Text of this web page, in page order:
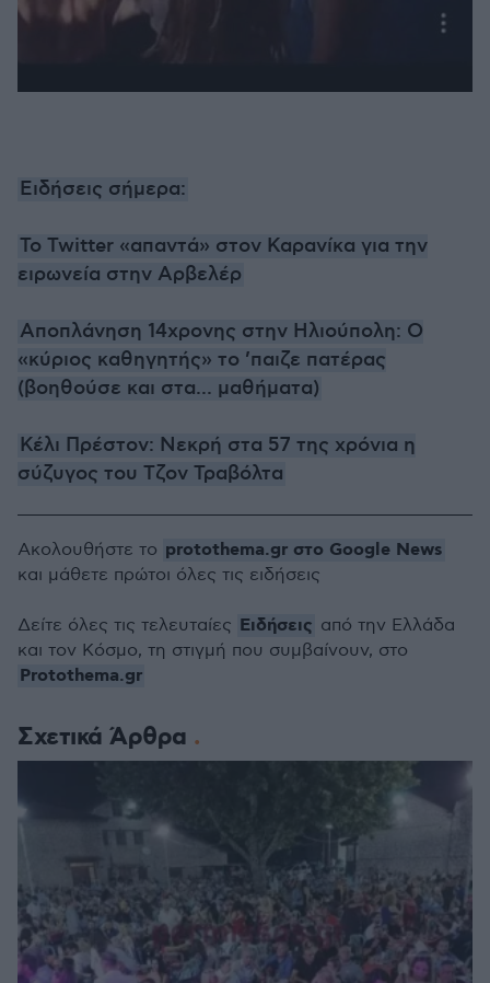
Ειδήσεις σήμερα:
Το Twitter «απαντά» στον Καρανίκα για την
ειρωνεία στην Αρβελέρ
Αποπλάνηση 14χρονης στην Ηλιούπολη: O
«κύριος καθηγητής» το ’παιζε πατέρας
(βοηθούσε και στα... μαθήματα)
Κέλι Πρέστον: Νεκρή στα 57 της χρόνια η
σύζυγος του Τζον Τραβόλτα
Σχετικά Άρθρα
Ακολουθήστε το protothema.gr στο Google News
και μάθετε πρώτοι όλες τις ειδήσεις
Δείτε όλες τις τελευταίες Ειδήσεις από την Ελλάδα
και τον Κόσμο, τη στιγμή που συμβαίνουν, στο
Protothema.gr